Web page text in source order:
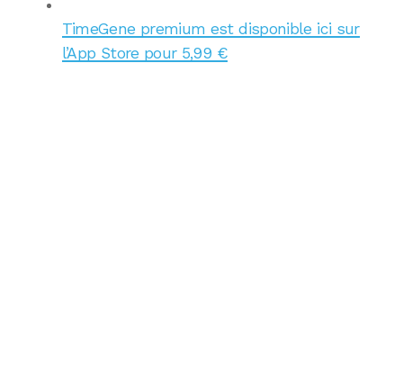
TimeGene premium est disponible ici sur
l’App Store pour 5,99 €